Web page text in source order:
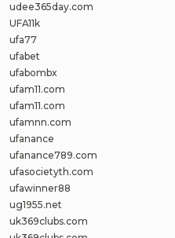
udee365day.com
UFA11k
ufa77
ufabet
ufabombx
ufam11.com
ufam11.com
ufamnn.com
ufanance
ufanance789.com
ufasocietyth.com
ufawinner88
ug1955.net
uk369clubs.com